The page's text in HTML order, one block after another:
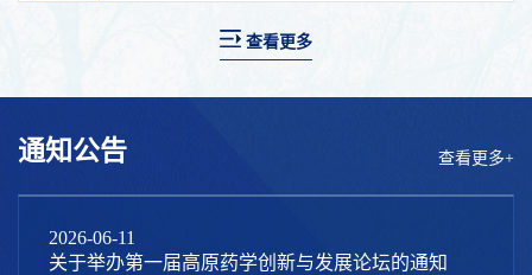
查看更多
通知公告 查看更多+
2026-06-11
关于举办第一届高原药学创新与发展论坛的通知